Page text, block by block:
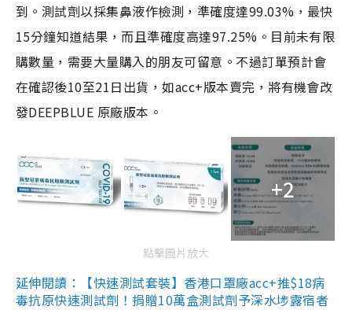
到。測試劑以採集鼻液作檢測，準確度達99.03%，最快
15分鐘知道結果，而且準確度高達97.25%。目前未有限
購數量，需要大量購入的朋友可留意。不過訂單預計會
在確認後10至21日出貨，如acc+版本賣完，將有機會改
發DEEPBLUE 原廠版本。
+2
點擊圖片放大
延伸閱讀：【快速測試套裝】香港口罩廠acc+推$18病
毒抗原快速測試劑！捐贈10萬盒測試劑予深水埗露宿者